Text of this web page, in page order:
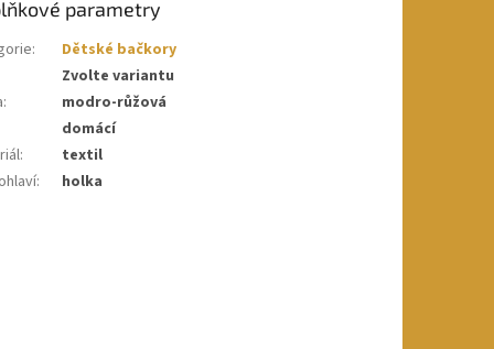
parametry
:
Dětské bačkory
Zvolte variantu
:
modro-růžová
domácí
:
textil
: holka